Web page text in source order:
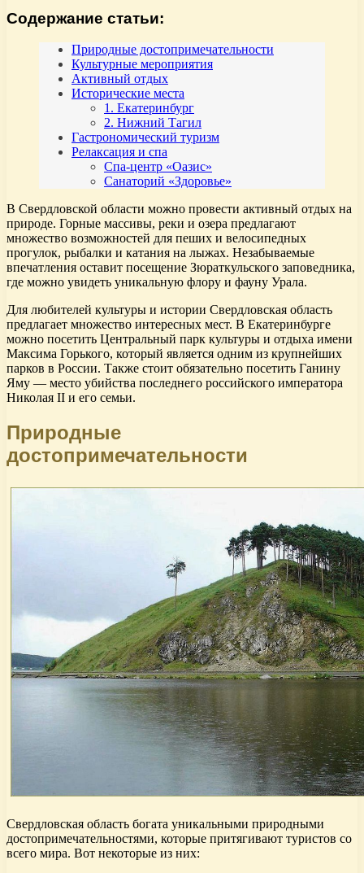
Содержание статьи:
Природные достопримечательности
Культурные мероприятия
Активный отдых
Исторические места
1. Екатеринбург
2. Нижний Тагил
Гастрономический туризм
Релаксация и спа
Спа-центр «Оазис»
Санаторий «Здоровье»
В Свердловской области можно провести активный отдых на
природе. Горные массивы, реки и озера предлагают
множество возможностей для пеших и велосипедных
прогулок, рыбалки и катания на лыжах. Незабываемые
впечатления оставит посещение Зюраткульского заповедника,
где можно увидеть уникальную флору и фауну Урала.
Для любителей культуры и истории Свердловская область
предлагает множество интересных мест. В Екатеринбурге
можно посетить Центральный парк культуры и отдыха имени
Максима Горького, который является одним из крупнейших
парков в России. Также стоит обязательно посетить Ганину
Яму — место убийства последнего российского императора
Николая II и его семьи.
Природные
достопримечательности
Свердловская область богата уникальными природными
достопримечательностями, которые притягивают туристов со
всего мира. Вот некоторые из них: